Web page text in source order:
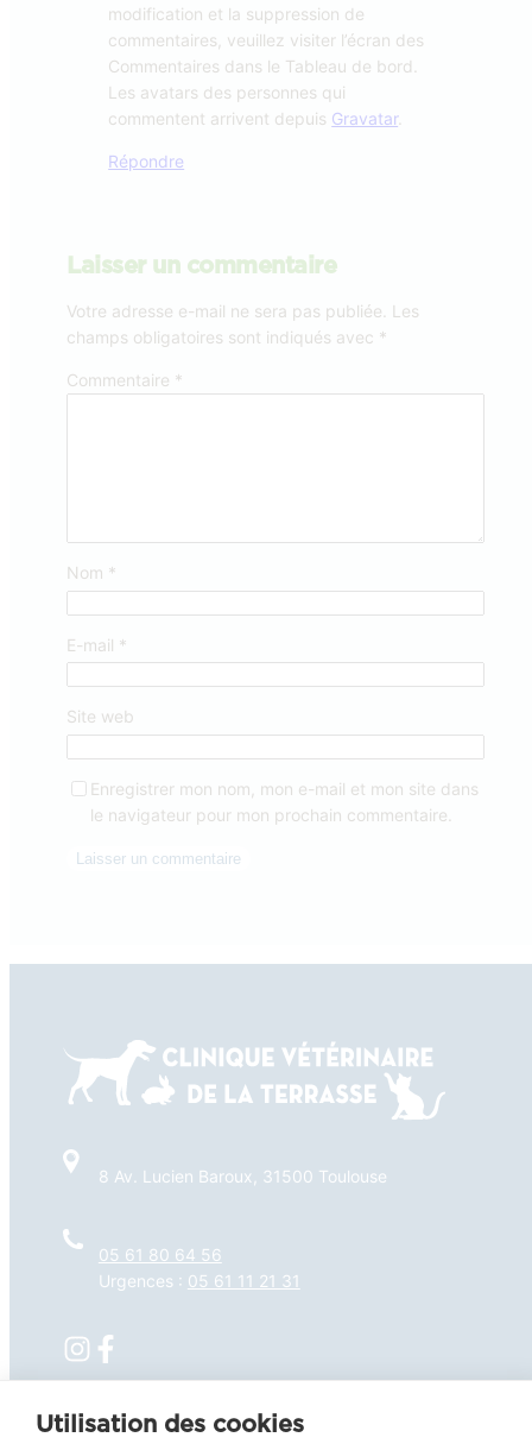
Utilisation des cookies
modification et la suppression de
commentaires, veuillez visiter l’écran des
Commentaires dans le Tableau de bord.
Les avatars des personnes qui
commentent arrivent depuis Gravatar.
Répondre
Laisser un commentaire
Votre adresse e-mail ne sera pas publiée. Les
champs obligatoires sont indiqués avec *
Commentaire *
Nom *
E-mail *
Site web
Enregistrer mon nom, mon e-mail et mon site dans
le navigateur pour mon prochain commentaire.
8 Av. Lucien Baroux, 31500 Toulouse
05 61 80 64 56
Urgences : 05 61 11 21 31
Parce que la santé et le bonheur de vos animaux
sont notre priorité, nous sommes ravis de vous